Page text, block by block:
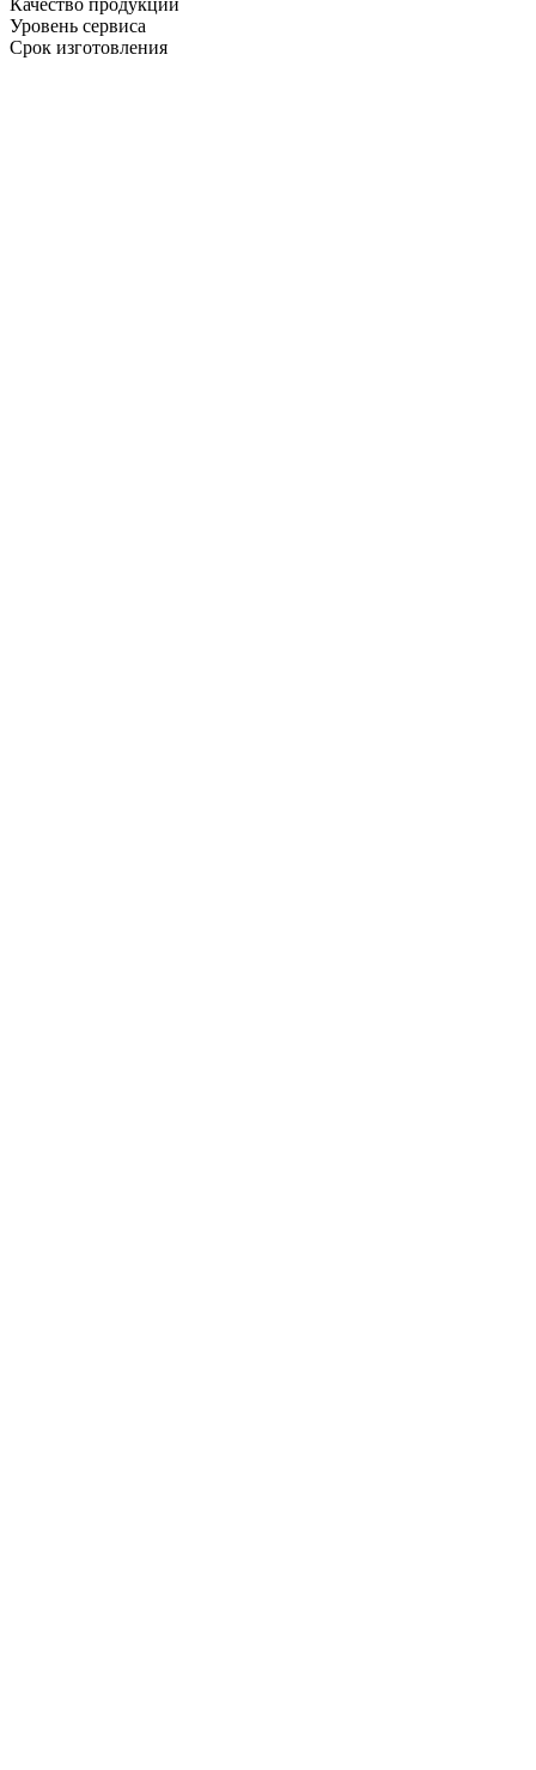
Уровень сервиса
Срок изготовления